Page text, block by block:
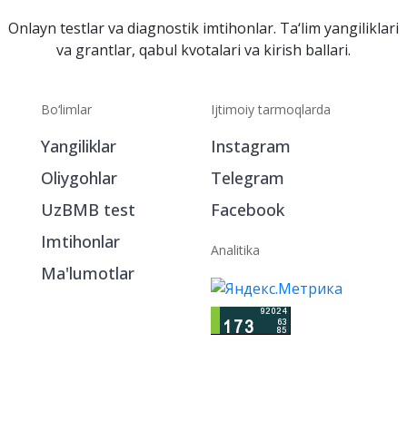
Onlayn testlar va diagnostik imtihonlar. Ta‘lim yangiliklari
va grantlar, qabul kvotalari va kirish ballari.
Bo‘limlar
Yangiliklar
Oliygohlar
UzBMB test
Imtihonlar
Ma'lumotlar
Ijtimoiy tarmoqlarda
Instagram
Telegram
Facebook
Analitika